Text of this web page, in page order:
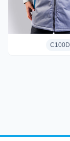
C100D